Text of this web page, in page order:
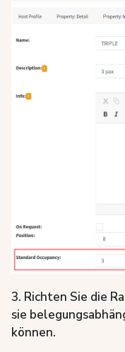
3. Richten Sie die
sie
können.